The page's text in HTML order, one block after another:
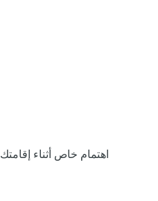
اهتمام خاص أثناء إقامتك